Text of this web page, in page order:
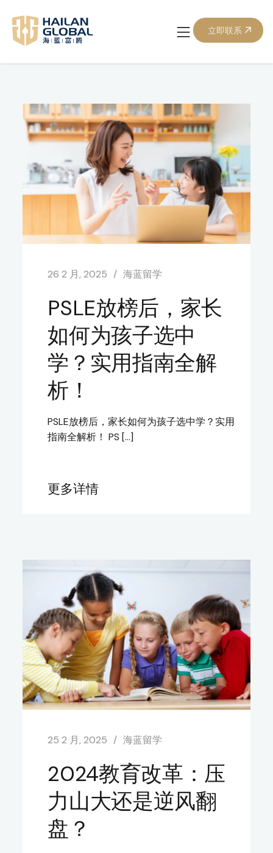
立即联系
分类： 海蓝留学
26 2 月, 2025 海蓝留学
PSLE放榜后，家长
如何为孩子选中
学？实用指南全解
析！
PSLE放榜后，家长如何为孩子选中学？实用
指南全解析！ PS […]
更多详情
25 2 月, 2025 海蓝留学
2024教育改革：压
力山大还是逆风翻
盘？